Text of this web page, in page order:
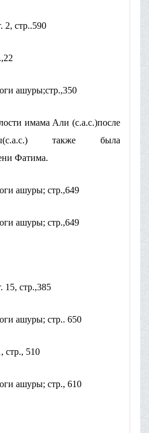
2, стр..590
ашуры;стр.,350
имама Али (с.а.с.)после
также была
Фатима.
ашуры; стр.,649
ашуры; стр.,649
15, стр.,385
ашуры; стр.. 650
стр., 510
ашуры; стр., 610